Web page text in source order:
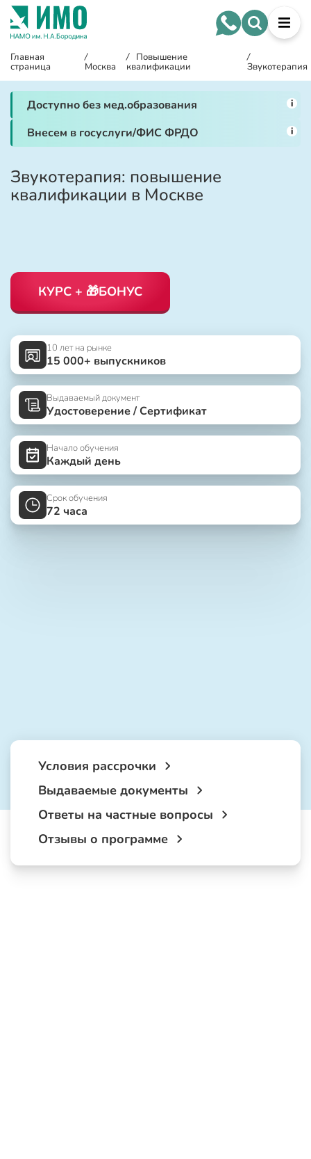
Главная
страница
/
Москва
/ Повышение
квалификации
/
Звукотерапия
Доступно без мед.образования i
Внесем в госуслуги/ФИС ФРДО i
Звукотерапия: повышение
квалификации в Москве
КУРС + 🎁БОНУС
10 лет на рынке
15 000+ выпускников
Выдаваемый документ
Удостоверение / Сертификат
Начало обучения
Каждый день
Срок обучения
72 часа
Условия рассрочки
Выдаваемые документы
Ответы на частные вопросы
Отзывы о программе